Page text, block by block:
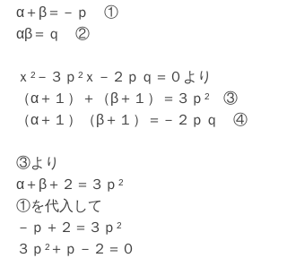
α＋β＝－ｐ　①
αβ＝ｑ　②
ｘ²－３ｐ²ｘ－２ｐｑ＝０より
（α＋１）＋（β＋１）＝３ｐ²　③
（α＋１）（β＋１）＝－２ｐｑ　④
③より
α＋β＋２＝３ｐ²
①を代入して
－ｐ＋２＝３ｐ²
３ｐ²＋ｐ－２＝０